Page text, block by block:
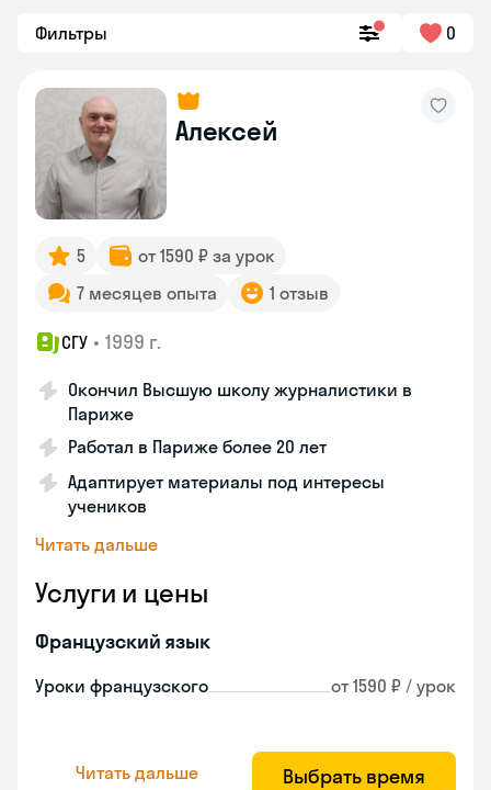
Фильтры 0
Алексей
5
от 1590 ₽ за урок
7 месяцев опыта
1 отзыв
СГУ • 1999 г.
Окончил Высшую школу журналистики в
Париже
Работал в Париже более 20 лет
Адаптирует материалы под интересы
учеников
Читать дальше
Услуги и цены
Французский язык
Уроки французского от 1590 ₽ / урок
Читать дальше Выбрать время